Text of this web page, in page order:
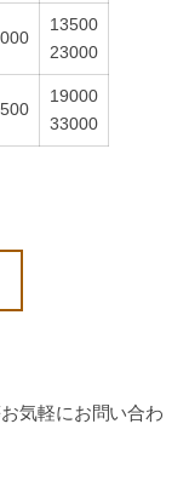
13500
23000
19000
33000
気軽にお問い合わ